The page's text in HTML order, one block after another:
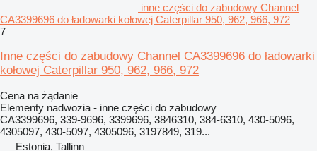
inne części do zabudowy Channel
CA3399696 do ładowarki kołowej Caterpillar 950, 962, 966, 972
7
Inne części do zabudowy Channel CA3399696 do ładowarki
kołowej Caterpillar 950, 962, 966, 972
Cena na żądanie
Elementy nadwozia - inne części do zabudowy
CA3399696, 339-9696, 3399696, 3846310, 384-6310, 430-5096,
4305097, 430-5097, 4305096, 3197849, 319...
Estonia, Tallinn